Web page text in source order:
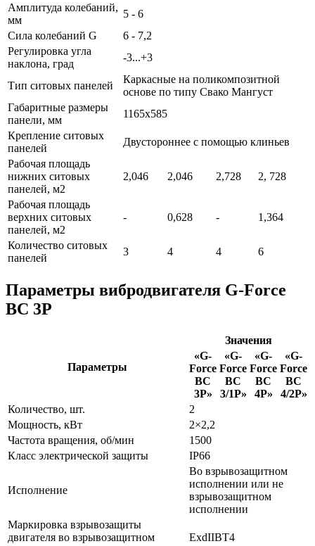
Амплитуда колебаний,
мм
5 - 6
Сила колебаний G
6 - 7,2
Регулировка угла
наклона, град
-3...+3
Тип ситовых панелей
Каркасные на поликомпозитной
основе по типу Свако Мангуст
Габаритные размеры
панели, мм
1165х585
Крепление ситовых
панелей
Двустороннее с помощью клиньев
Рабочая площадь
нижних ситовых
панелей, м2
2,046 2,046 2,728 2, 728
Рабочая площадь
верхних ситовых
панелей, м2
- 0,628 - 1,364
Количество ситовых
панелей
3 4 4 6
Параметры вибродвигателя G-Force
ВС 3P
Параметры
Значения
«G-
Force
ВС
3P»
«G-
Force
ВС
3/1P»
«G-
Force
ВС
4P»
«G-
Force
ВС
4/2P»
Количество, шт.
2
Мощность, кВт
2×2,2
Частота вращения, об/мин
1500
Класс электрической защиты
IP66
Исполнение
Во взрывозащитном
исполнении или не
взрывозащитном
исполнении
Маркировка взрывозащиты
двигателя во взрывозащитном
ЕхdIIBT4